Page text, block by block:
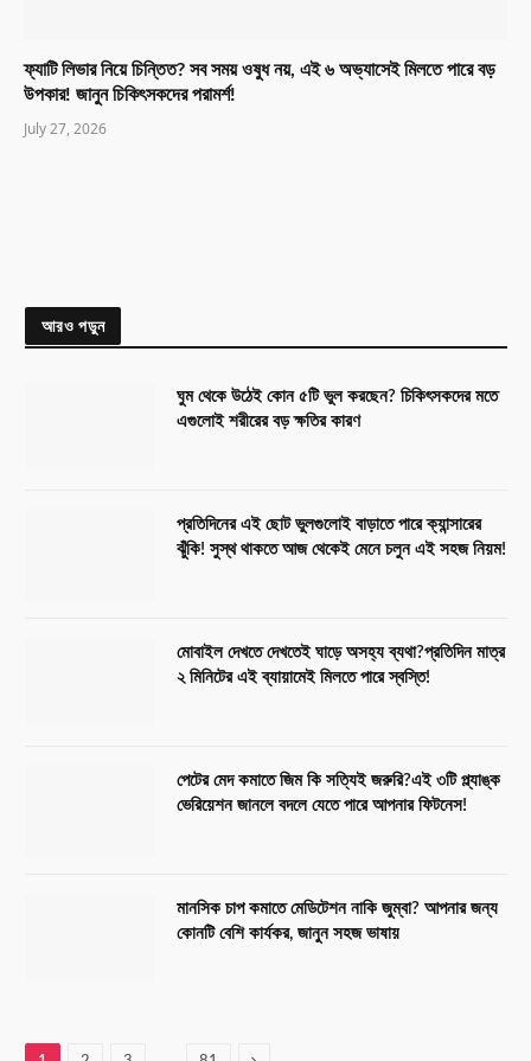
ফ্যাটি লিভার নিয়ে চিন্তিত? সব সময় ওষুধ নয়, এই ৬ অভ্যাসেই মিলতে পারে বড়
উপকার! জানুন চিকিৎসকদের পরামর্শ!
July 27, 2026
আরও পড়ুন
ঘুম থেকে উঠেই কোন ৫টি ভুল করছেন? চিকিৎসকদের মতে
এগুলোই শরীরের বড় ক্ষতির কারণ
প্রতিদিনের এই ছোট ভুলগুলোই বাড়াতে পারে ক্যান্সারের
ঝুঁকি! সুস্থ থাকতে আজ থেকেই মেনে চলুন এই সহজ নিয়ম!
মোবাইল দেখতে দেখতেই ঘাড়ে অসহ্য ব্যথা?প্রতিদিন মাত্র
২ মিনিটের এই ব্যায়ামেই মিলতে পারে স্বস্তি!
পেটের মেদ কমাতে জিম কি সত্যিই জরুরি?এই ৩টি প্ল্যাঙ্ক
ভেরিয়েশন জানলে বদলে যেতে পারে আপনার ফিটনেস!
মানসিক চাপ কমাতে মেডিটেশন নাকি জুম্বা? আপনার জন্য
কোনটি বেশি কার্যকর, জানুন সহজ ভাষায়